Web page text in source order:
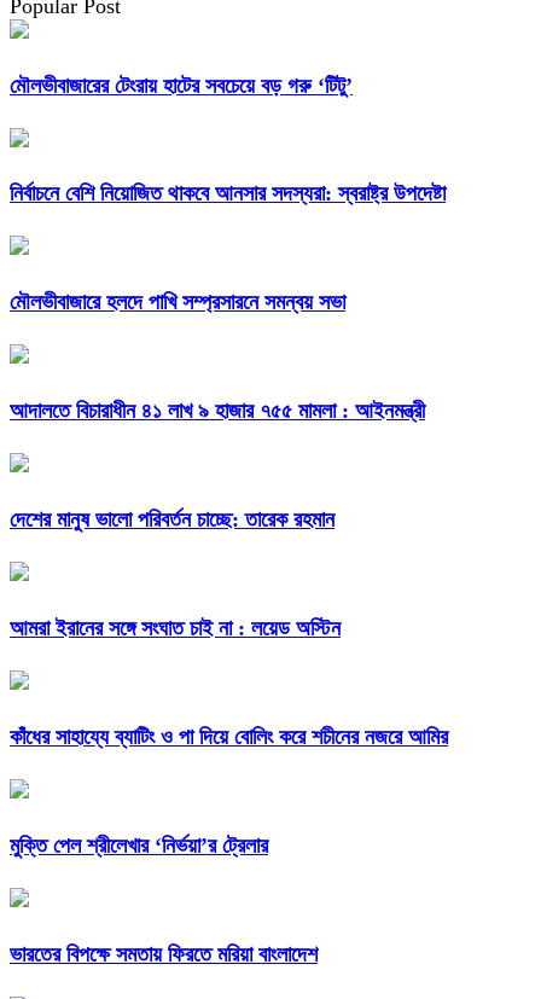
Popular Post
মৌলভীবাজারের টেংরায় হাটের সবচেয়ে বড় গরু ‘টিটু’
নির্বাচনে বেশি নিয়োজিত থাকবে আনসার সদস্যরা: স্বরাষ্ট্র উপদেষ্টা
মৌলভীবাজারে হলদে পাখি সম্প্রসারনে সমন্বয় সভা
আদালতে বিচারাধীন ৪১ লাখ ৯ হাজার ৭৫৫ মামলা : আইনমন্ত্রী
দেশের মানুষ ভালো পরিবর্তন চাচ্ছে: তারেক রহমান
আমরা ইরানের সঙ্গে সংঘাত চাই না : লয়েড অস্টিন
কাঁধের সাহায্যে ব্যাটিং ও পা দিয়ে বোলিং করে শচীনের নজরে আমির
মুক্তি পেল শ্রীলেখার ‘নির্ভয়া’র ট্রেলার
ভারতের বিপক্ষে সমতায় ফিরতে মরিয়া বাংলাদেশ